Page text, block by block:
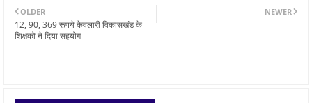
NEWER
OLDER
12, 90, 369 रूपये केवलारी विकासखंड के
शिक्षको ने दिया सहयोग